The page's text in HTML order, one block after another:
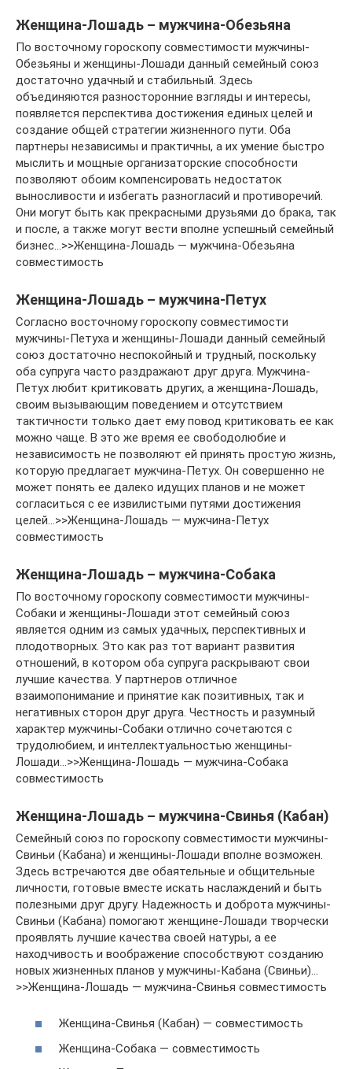
Женщина-Лошадь – мужчина-Обезьяна
По восточному гороскопу совместимости мужчины-
Обезьяны и женщины-Лошади данный семейный союз
достаточно удачный и стабильный. Здесь
объединяются разносторонние взгляды и интересы,
появляется перспектива достижения единых целей и
создание общей стратегии жизненного пути. Оба
партнеры независимы и практичны, а их умение быстро
мыслить и мощные организаторские способности
позволяют обоим компенсировать недостаток
выносливости и избегать разногласий и противоречий.
Они могут быть как прекрасными друзьями до брака, так
и после, а также могут вести вполне успешный семейный
бизнес…>>Женщина-Лошадь — мужчина-Обезьяна
совместимость
Женщина-Лошадь – мужчина-Петух
Согласно восточному гороскопу совместимости
мужчины-Петуха и женщины-Лошади данный семейный
союз достаточно неспокойный и трудный, поскольку
оба супруга часто раздражают друг друга. Мужчина-
Петух любит критиковать других, а женщина-Лошадь,
своим вызывающим поведением и отсутствием
тактичности только дает ему повод критиковать ее как
можно чаще. В это же время ее свободолюбие и
независимость не позволяют ей принять простую жизнь,
которую предлагает мужчина-Петух. Он совершенно не
может понять ее далеко идущих планов и не может
согласиться с ее извилистыми путями достижения
целей…>>Женщина-Лошадь — мужчина-Петух
совместимость
Женщина-Лошадь – мужчина-Собака
По восточному гороскопу совместимости мужчины-
Собаки и женщины-Лошади этот семейный союз
является одним из самых удачных, перспективных и
плодотворных. Это как раз тот вариант развития
отношений, в котором оба супруга раскрывают свои
лучшие качества. У партнеров отличное
взаимопонимание и принятие как позитивных, так и
негативных сторон друг друга. Честность и разумный
характер мужчины-Собаки отлично сочетаются с
трудолюбием, и интеллектуальностью женщины-
Лошади…>>Женщина-Лошадь — мужчина-Собака
совместимость
Женщина-Лошадь – мужчина-Свинья (Кабан)
Семейный союз по гороскопу совместимости мужчины-
Свиньи (Кабана) и женщины-Лошади вполне возможен.
Здесь встречаются две обаятельные и общительные
личности, готовые вместе искать наслаждений и быть
полезными друг другу. Надежность и доброта мужчины-
Свиньи (Кабана) помогают женщине-Лошади творчески
проявлять лучшие качества своей натуры, а ее
находчивость и воображение способствуют созданию
новых жизненных планов у мужчины-Кабана (Свиньи)…
>>Женщина-Лошадь — мужчина-Свинья совместимость
Женщина-Свинья (Кабан) — совместимость
Женщина-Собака — совместимость